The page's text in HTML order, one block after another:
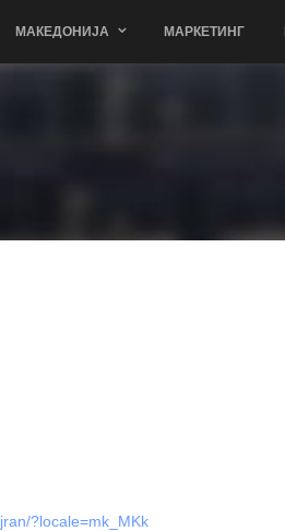
МАКЕДОНИЈА МАРКЕТИНГ
?locale=mk_MKk